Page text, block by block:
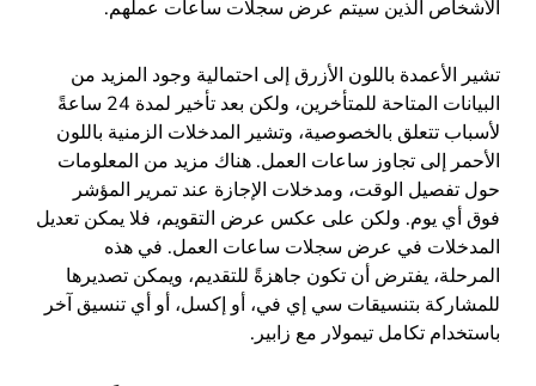
الأشخاص الذين سيتم عرض سجلات ساعات عملهم.
تشير الأعمدة باللون الأزرق إلى احتمالية وجود المزيد من
البيانات المتاحة للمتأخرين، ولكن بعد تأخير لمدة 24 ساعةً
لأسباب تتعلق بالخصوصية، وتشير المدخلات الزمنية باللون
الأحمر إلى تجاوز ساعات العمل. هناك مزيد من المعلومات
حول تفصيل الوقت، ومدخلات الإجازة عند تمرير المؤشر
فوق أي يوم. ولكن على عكس عرض التقويم، فلا يمكن تعديل
المدخلات في عرض سجلات ساعات العمل. في هذه
المرحلة، يفترض أن تكون جاهزةً للتقديم، ويمكن تصديرها
للمشاركة بتنسيقات سي إي في، أو إكسل، أو أي تنسيق آخر
باستخدام تكامل تيمولار مع زابير.